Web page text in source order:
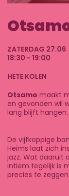
ZATERDAG 27.06
18:30 - 19:00
HETE KOLEN
Otsamo maakt
en gevonden wil
lang blijft hangen.
De vijfkoppige
Heims laat zich
jazz. Wat daaruit
intiem tegelijk is
precies te